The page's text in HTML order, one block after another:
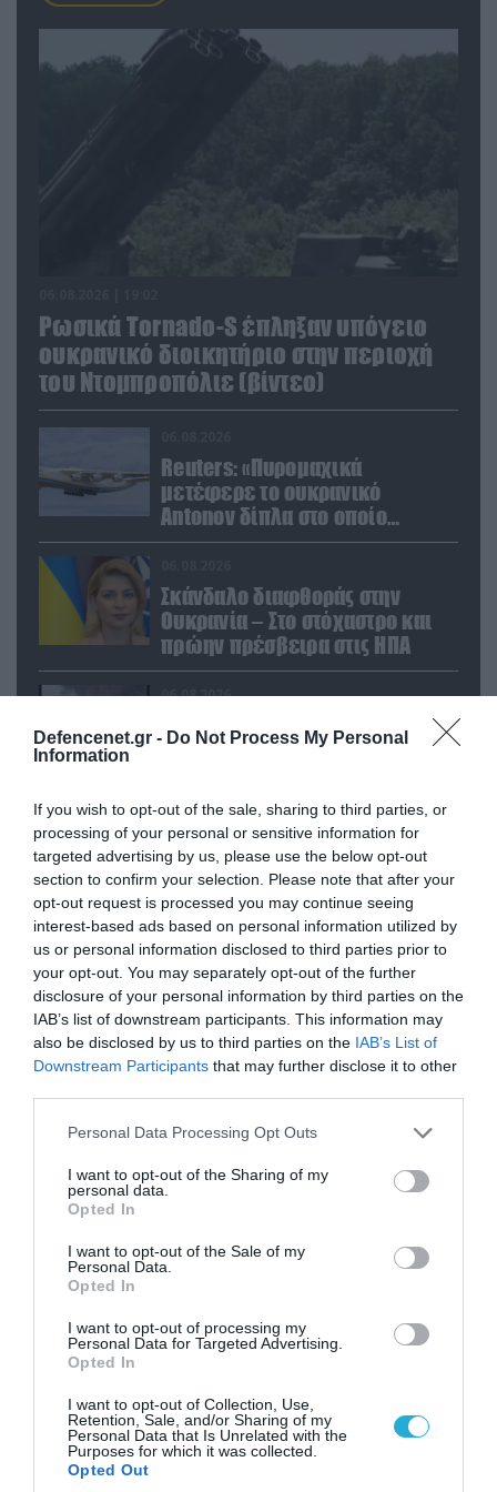
Defencenet.gr - Do Not Process My Personal
Information
If you wish to opt-out of the sale, sharing to third parties, or
processing of your personal or sensitive information for
targeted advertising by us, please use the below opt-out
section to confirm your selection. Please note that after your
opt-out request is processed you may continue seeing
interest-based ads based on personal information utilized by
us or personal information disclosed to third parties prior to
your opt-out. You may separately opt-out of the further
disclosure of your personal information by third parties on the
IAB’s list of downstream participants. This information may
also be disclosed by us to third parties on the IAB’s List of
Downstream Participants that may further disclose it to other
Please note that this website/app uses one or more Google
not limited to your visit or usage behaviour. You may click to
grant or deny consent to Google and its third-party tags to
use your data for below specified purposes in below Google
consent section.
Personal Data Processing Opt Outs
I want to opt-out of the Sharing of my
personal data.
Opted In
I want to opt-out of the Sale of my
Personal Data.
Opted In
I want to opt-out of processing my
Personal Data for Targeted Advertising.
Opted In
I want to opt-out of Collection, Use,
Retention, Sale, and/or Sharing of my
Personal Data that Is Unrelated with the
Purposes for which it was collected.
Opted Out
Ρωσικά Tornado-S έπληξαν υπόγειο
ουκρανικό διοικητήριο στην περιοχή
του Ντομπροπόλιε (βίντεο)
Reuters: «Πυρομαχικά
μετέφερε το ουκρανικό
Antonov δίπλα στο οποίο
βρέθηκε το drone στη Λειψία»
Σκάνδαλο διαφθοράς στην
Ουκρανία – Στο στόχαστρο και
πρώην πρέσβειρα στις ΗΠΑ
06.08.2026
Β.Ζελένσκι: «Η Ουκρανία
χτύπησε δύο μεγάλα
στη Ρωσία» (βίντεο)
06.08.2026
Ουκρανία: Αποκαλύφθηκε ο
αριθμός των ξένων εθελοντών
που πολεμούν για το Κίεβο
POPULAR 24H
06.08.2026 | 00:02
Θορυβήθηκαν οι Ουκρανοί με τις δηλώσεις
Ρώσου υποπτέραρχου: «S-400 κατέρριψαν 10
MiG-29 σε μόλις μια μέρα!»